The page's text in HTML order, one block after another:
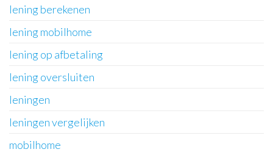
lening berekenen
lening mobilhome
lening op afbetaling
lening oversluiten
leningen
leningen vergelijken
mobilhome